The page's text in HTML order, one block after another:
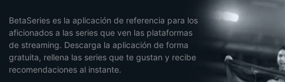
BetaSeries es la aplicación de referencia para los
aficionados a las series que ven las plataformas
de streaming. Descarga la aplicación de forma
gratuita, rellena las series que te gustan y recibe
recomendaciones al instante.